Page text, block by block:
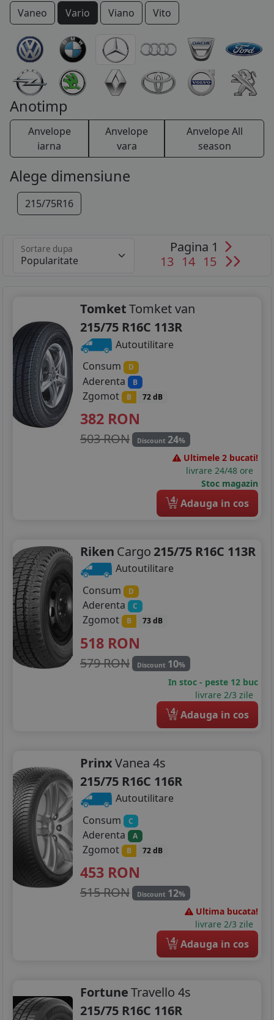
COS (
0 PRODUSE )
Vaneo
Vario Viano Vito
Anotimp
Anvelope
iarna
Anvelope
vara
Anvelope All
season
Alege dimensiune
215/75R16
Sortare dupa
Pagina 1
13 14 15
TomketTomket van
215/75 R16C 113R
Autoutilitare
Consum
D
Aderenta B
Zgomot B 72 dB
382 RON
503 RON Discount 24%
Ultimele 2 bucati!
livrare 24/48 ore
Stoc magazin
4 Adauga in cos
Riken Cargo 215/75 R16C 113R
Autoutilitare
Consum
D
Aderenta C
Zgomot B 73 dB
518 RON
579 RON Discount 10%
In stoc - peste 12 buc
livrare 2/3 zile
4 Adauga in cos
PrinxVanea 4s
215/75 R16C 116R
Autoutilitare
Consum
C
Aderenta A
Zgomot B 72 dB
453 RON
515 RON Discount 12%
Ultima bucata!
livrare 2/3 zile
4 Adauga in cos
FortuneTravello 4s
215/75 R16C 116R